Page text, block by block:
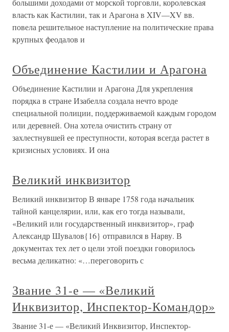
большими доходами от морской торговли, королевская
власть как Кастилии, так и Арагона в XIV—XV вв.
повела решительное наступление на политические права
крупных феодалов и
Объединение Кастилии и Арагона
Объединение Кастилии и Арагона Для укрепления
порядка в стране Изабелла создала нечто вроде
специальной полиции, поддерживаемой каждым городом
или деревней. Она хотела очистить страну от
захлестнувшей ее преступности, которая всегда растет в
кризисных условиях. И она
Великий инквизитор
Великий инквизитор В январе 1758 года начальник
тайной канцелярии, или, как его тогда называли,
«Великий или государственный инквизитор», граф
Александр Шувалов{16} отправился в Нарву. В
документах тех лет о цели этой поездки говорилось
весьма деликатно: «…переговорить с
Звание 31-е — «Великий
Инквизитор, Инспектор-Командор»
Звание 31-е — «Великий Инквизитор, Инспектор-